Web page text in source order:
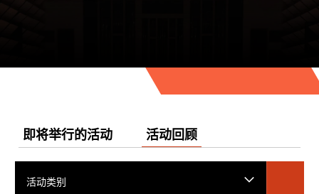
即将举行的活动 活动回顾
活动类别